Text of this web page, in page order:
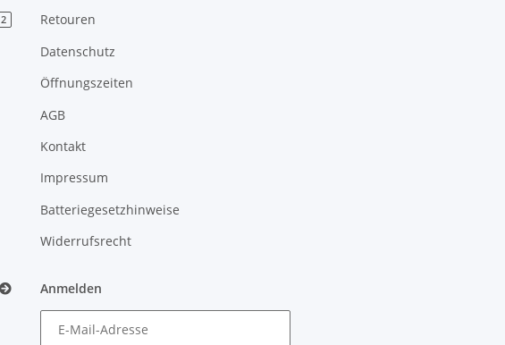
2
Retouren
Datenschutz
Öffnungszeiten
AGB
Kontakt
Impressum
Batteriegesetzhinweise
Widerrufsrecht
Anmelden
E-Mail-Adresse